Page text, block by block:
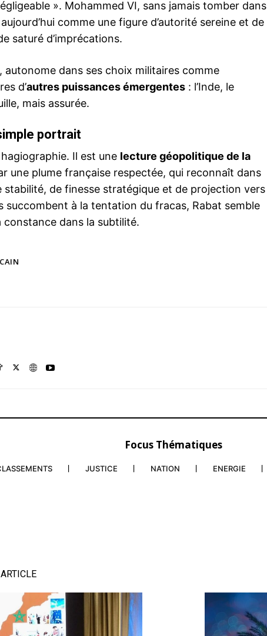
de diplomatie
stratégique à la
Quand le monde découvre un Roi
Polyglotte
31 March 2019
In "Famille Royale"
». Mohammed VI, sans jamais tomber dans
aujourd’hui comme une figure d’autorité sereine et de
saturé d’imprécations.
autonome dans ses choix militaires comme
d’autres puissances émergentes : l’Inde, le
mais assurée.
portrait
hagiographie. Il est une lecture géopolitique de la
une plume française respectée, qui reconnaît dans
stabilité, de finesse stratégique et de projection vers
succombent à la tentation du fracas, Rabat semble
constance dans la subtilité.
Focus Thématiques
JUSTICE NATION ENERGIE